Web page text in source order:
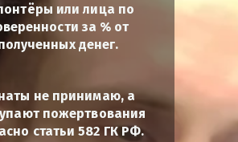
или лица по
за % от
денег.
не принимаю, а
пожертвования
статьи 582 ГК РФ.